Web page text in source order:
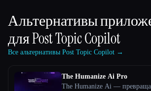
Альтернативы
дляPost Topic Copilot
Все альтернативы Post Topic Copilot →
The Humanize Ai Pro
The Humanize Ai —